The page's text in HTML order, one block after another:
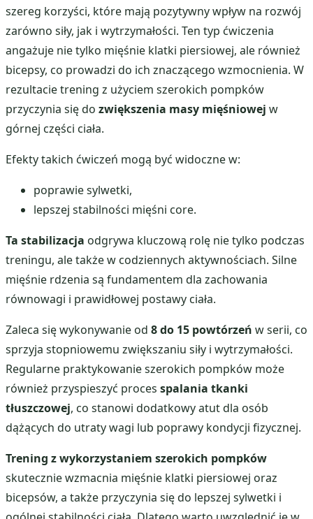
szereg korzyści, które mają pozytywny wpływ na rozwój
zarówno siły, jak i wytrzymałości. Ten typ ćwiczenia
angażuje nie tylko mięśnie klatki piersiowej, ale również
bicepsy, co prowadzi do ich znaczącego wzmocnienia. W
rezultacie trening z użyciem szerokich pompków
przyczynia się do zwiększenia masy mięśniowej w
górnej części ciała.
Efekty takich ćwiczeń mogą być widoczne w:
poprawie sylwetki,
lepszej stabilności mięśni core.
Ta stabilizacja odgrywa kluczową rolę nie tylko podczas
treningu, ale także w codziennych aktywnościach. Silne
mięśnie rdzenia są fundamentem dla zachowania
równowagi i prawidłowej postawy ciała.
Zaleca się wykonywanie od 8 do 15 powtórzeń w serii, co
sprzyja stopniowemu zwiększaniu siły i wytrzymałości.
Regularne praktykowanie szerokich pompków może
również przyspieszyć proces spalania tkanki
tłuszczowej, co stanowi dodatkowy atut dla osób
dążących do utraty wagi lub poprawy kondycji fizycznej.
Trening z wykorzystaniem szerokich pompków
skutecznie wzmacnia mięśnie klatki piersiowej oraz
bicepsów, a także przyczynia się do lepszej sylwetki i